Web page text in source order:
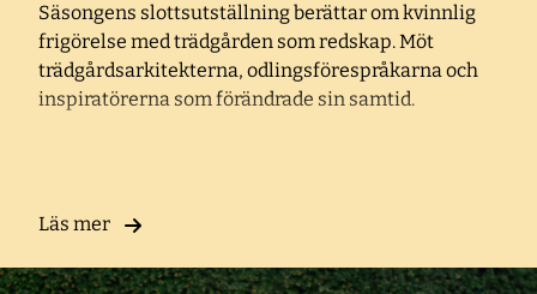
Säsongens slottsutställning berättar om kvinnlig
frigörelse med trädgården som redskap. Möt
trädgårdsarkitekterna, odlingsförespråkarna och
inspiratörerna som förändrade sin samtid.
Läs mer